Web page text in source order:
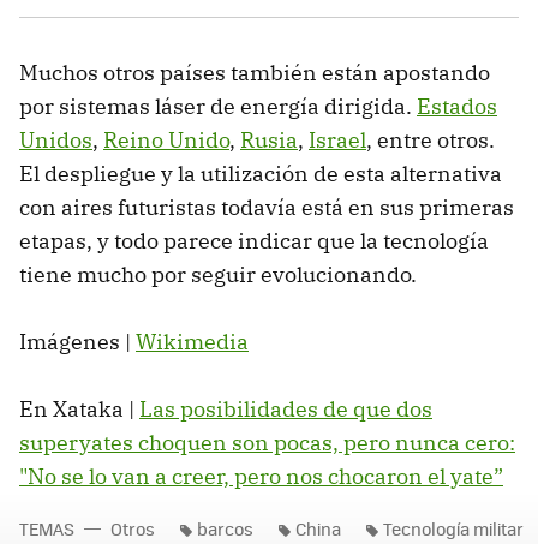
Muchos otros países también están apostando
por sistemas láser de energía dirigida. Estados
Unidos, Reino Unido, Rusia, Israel, entre otros.
El despliegue y la utilización de esta alternativa
con aires futuristas todavía está en sus primeras
etapas, y todo parece indicar que la tecnología
tiene mucho por seguir evolucionando.
Imágenes | Wikimedia
En Xataka | Las posibilidades de que dos
superyates choquen son pocas, pero nunca cero:
"No se lo van a creer, pero nos chocaron el yate”
TEMAS Otros barcos China Tecnología militar